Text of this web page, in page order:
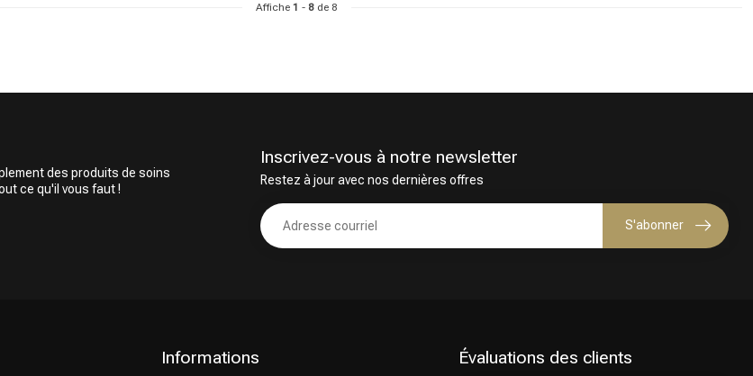
Affiche 1 - 8de 8
des produits de soins
ce qu'il vous faut !
Inscrivez-vous à notre newsletter
Restez à jour avec nos dernières offres
S'abonner
Informations Évaluations des clients